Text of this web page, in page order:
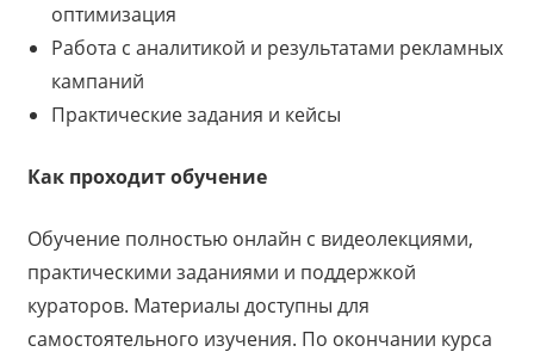
оптимизация
Работа с аналитикой и результатами рекламных
кампаний
Практические задания и кейсы
Как проходит обучение
Обучение полностью онлайн с видеолекциями,
практическими заданиями и поддержкой
кураторов. Материалы доступны для
самостоятельного изучения. По окончании курса